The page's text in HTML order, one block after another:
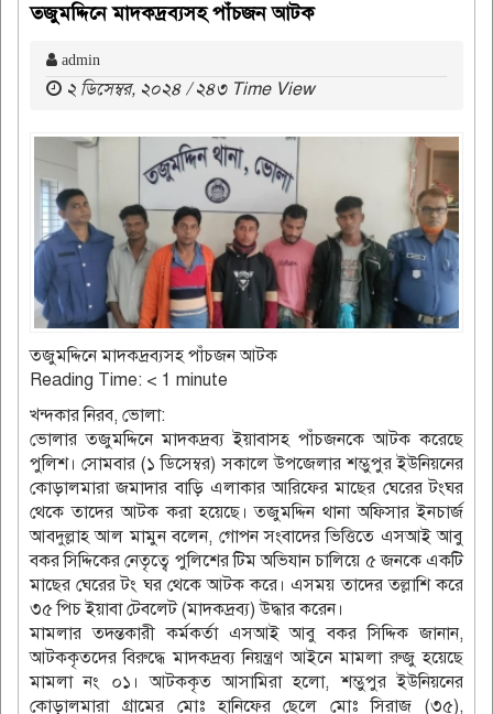
তজুমদ্দিনে মাদকদ্রব্যসহ পাঁচজন আটক
admin
২ ডিসেম্বর, ২০২৪ / ২৪৩ Time View
তজুমদ্দিনে মাদকদ্রব্যসহ পাঁচজন আটক
Reading Time: < 1 minute
খন্দকার নিরব, ভোলা:
ভোলার তজুমদ্দিনে মাদকদ্রব্য ইয়াবাসহ পাঁচজনকে আটক করেছে
পুলিশ। সোমবার (১ ডিসেম্বর) সকালে উপজেলার শম্ভুপুর ইউনিয়নের
কোড়ালমারা জমাদার বাড়ি এলাকার আরিফের মাছের ঘেরের টংঘর
থেকে তাদের আটক করা হয়েছে। তজুমদ্দিন থানা অফিসার ইনচার্জ
আবদুল্লাহ আল মামুন বলেন, গোপন সংবাদের ভিত্তিতে এসআই আবু
বকর সিদ্দিকের নেতৃত্বে পুলিশের টিম অভিযান চালিয়ে ৫ জনকে একটি
মাছের ঘেরের টং ঘর থেকে আটক করে। এসময় তাদের তল্লাশি করে
৩৫ পিচ ইয়াবা টেবলেট (মাদকদ্রব্য) উদ্ধার করেন।
মামলার তদন্তকারী কর্মকর্তা এসআই আবু বকর সিদ্দিক জানান,
আটককৃতদের বিরুদ্ধে মাদকদ্রব্য নিয়ন্ত্রণ আইনে মামলা রুজু হয়েছে
মামলা নং ০১। আটককৃত আসামিরা হলো, শম্ভুপুর ইউনিয়নের
কোড়ালমারা গ্রামের মোঃ হানিফের ছেলে মোঃ সিরাজ (৩৫),